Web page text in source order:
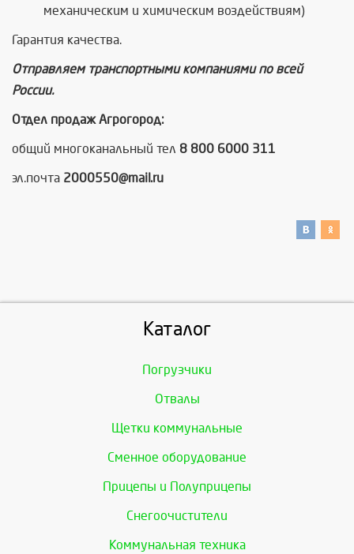
механическим и химическим воздействиям)
Гарантия качества.
Отправляем транспортными компаниями по всей
России.
Отдел продаж Агрогород:
общий многоканальный тел 8 800 6000 311
эл.почта 2000550@mail.ru
Каталог
Погрузчики
Отвалы
Щетки коммунальные
Сменное оборудование
Прицепы и Полуприцепы
Снегоочистители
Коммунальная техника